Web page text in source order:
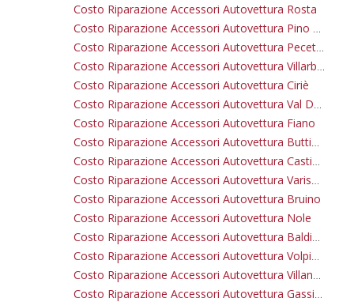
Costo Riparazione Accessori Autovettura Rosta
Costo Riparazione Accessori Autovettura Pino Torinese
Costo Riparazione Accessori Autovettura Pecetto Torinese
Costo Riparazione Accessori Autovettura Villarbasse
Costo Riparazione Accessori Autovettura Ciriè
Costo Riparazione Accessori Autovettura Val Della Torre
Costo Riparazione Accessori Autovettura Fiano
Costo Riparazione Accessori Autovettura Buttigliera Alta
Costo Riparazione Accessori Autovettura Castiglione Torinese
Costo Riparazione Accessori Autovettura Varisella
Costo Riparazione Accessori Autovettura Bruino
Costo Riparazione Accessori Autovettura Nole
Costo Riparazione Accessori Autovettura Baldissero Torinese
Costo Riparazione Accessori Autovettura Volpiano
Costo Riparazione Accessori Autovettura Villanova Canavese
Costo Riparazione Accessori Autovettura Gassino Torinese